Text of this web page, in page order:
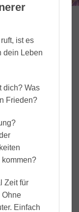
ist es
dein Leben
dich? Was
Frieden?
Zeit für
Ohne
Einfach